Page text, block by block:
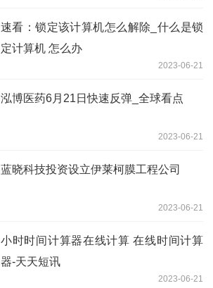
速看：锁定该计算机怎么解除_什么是锁
定计算机 怎么办
2023-06-21
泓博医药6月21日快速反弹_全球看点
2023-06-21
蓝晓科技投资设立伊莱柯膜工程公司
2023-06-21
小时时间计算器在线计算 在线时间计算
器-天天短讯
2023-06-21